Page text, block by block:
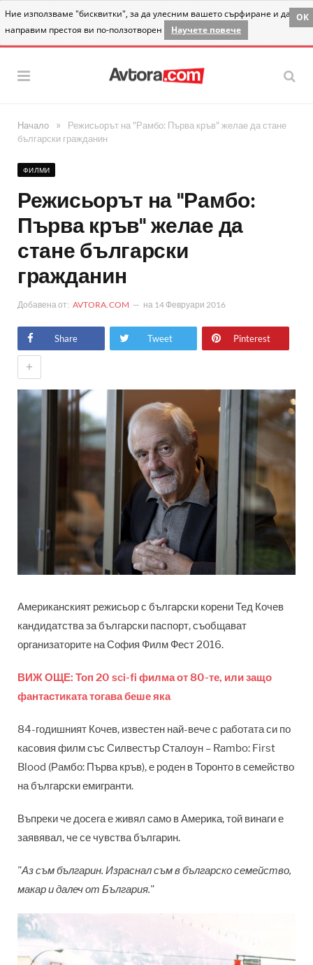
Ние използваме "бисквитки", за да улесним вашето сърфиране и да
направим престоя ви по-ползотворен
Научете повече
OK
Начало »
Режисьорът на "Рамбо: Първа кръв" желае да стане
български гражданин
ФИЛМИ
Режисьорът на "Рамбо:
Първа кръв" желае да
стане български
гражданин
Добавена от: AVTORA.COM на 14 Февруари 2016
Share Tweet Pinterest
+
Американският режисьор с български корени Тед Кочев
кандидатства за български паспорт, съобщават
организаторите на София Филм Фест 2016.
ВИЖ ОЩЕ: Топ 20 sci-fi филма от 80-те, или защо
фантастиката тогава беше яка
84-годишният Кочев, известен най-вече с работата си по
касовия филм със Силвестър Сталоун – Rambo: First
Blood (Рамбо: Първа кръв), е роден в Торонто в семейство
на български емигранти.
Въпреки че досега е живял само в Америка, той винаги е
заявявал, че се чувства българин.
"Аз съм българин. Израснал съм в българско семейство,
макар и далеч от България."